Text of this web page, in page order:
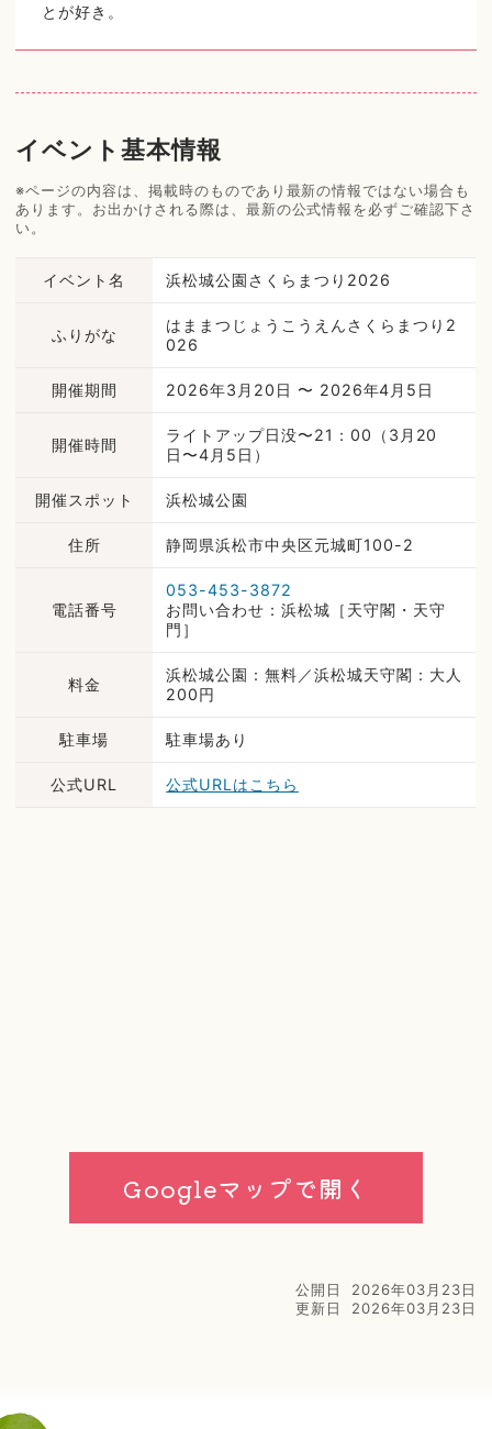
とが好き。
イベント基本情報
※ページの内容は、掲載時のものであり最新の情報ではない場合も
あります。お出かけされる際は、最新の公式情報を必ずご確認下さ
い。
イベント名 浜松城公園さくらまつり2026
ふりがな
はままつじょうこうえんさくらまつり2
026
開催期間 2026年3月20日 〜 2026年4月5日
開催時間
ライトアップ日没〜21：00（3月20
日〜4月5日）
開催スポット 浜松城公園
住所 静岡県浜松市中央区元城町100-2
電話番号
053-453-3872
お問い合わせ：浜松城［天守閣・天守
門］
料金
浜松城公園：無料／浜松城天守閣：大人
200円
駐車場 駐車場あり
公式URL 公式URLはこちら
Googleマップで開く
公開日
2026年03月23日
更新日
2026年03月23日